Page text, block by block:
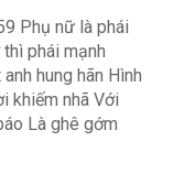
Phụ nữ là phái
phái mạnh
hung hãn Hình
khiếm nhã Với
Là ghê gớm